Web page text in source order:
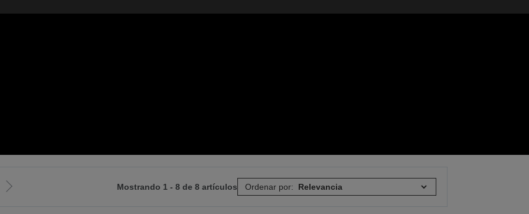
Ir
Mostrando 1 - 8 de 8 artículos Ordenar por: